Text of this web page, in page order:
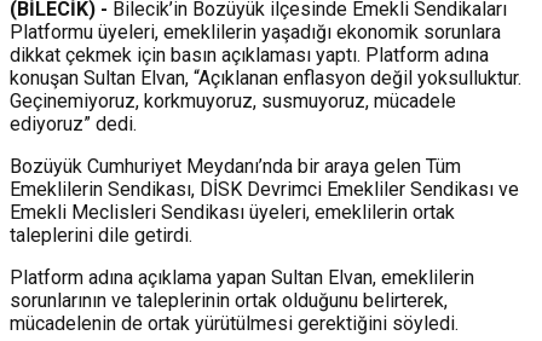
(BİLECİK) - Bilecik’in Bozüyük ilçesinde Emekli Sendikaları
Platformu üyeleri, emeklilerin yaşadığı ekonomik sorunlara
dikkat çekmek için basın açıklaması yaptı. Platform adına
konuşan Sultan Elvan, “Açıklanan enflasyon değil yoksulluktur.
Geçinemiyoruz, korkmuyoruz, susmuyoruz, mücadele
ediyoruz” dedi.
Bozüyük Cumhuriyet Meydanı’nda bir araya gelen Tüm
Emeklilerin Sendikası, DİSK Devrimci Emekliler Sendikası ve
Emekli Meclisleri Sendikası üyeleri, emeklilerin ortak
taleplerini dile getirdi.
Platform adına açıklama yapan Sultan Elvan, emeklilerin
sorunlarının ve taleplerinin ortak olduğunu belirterek,
mücadelenin de ortak yürütülmesi gerektiğini söyledi.